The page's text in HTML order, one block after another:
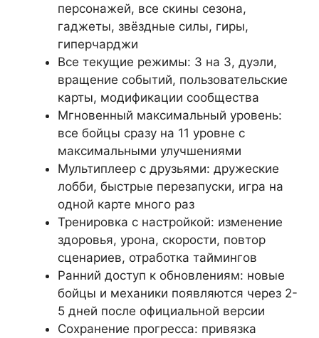
персонажей, все скины сезона,
гаджеты, звёздные силы, гиры,
гиперчарджи
Все текущие режимы: 3 на 3, дуэли,
вращение событий, пользовательские
карты, модификации сообщества
Мгновенный максимальный уровень:
все бойцы сразу на 11 уровне с
максимальными улучшениями
Мультиплеер с друзьями: дружеские
лобби, быстрые перезапуски, игра на
одной карте много раз
Тренировка с настройкой: изменение
здоровья, урона, скорости, повтор
сценариев, отработка таймингов
Ранний доступ к обновлениям: новые
бойцы и механики появляются через 2-
5 дней после официальной версии
Сохранение прогресса: привязка